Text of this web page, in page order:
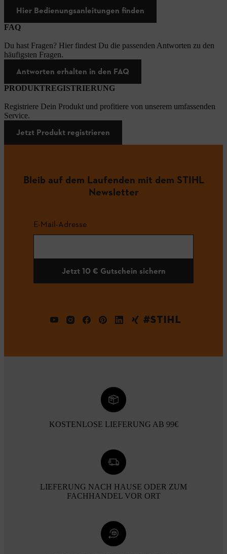
Hier Bedienungsanleitungen finden
FAQ
Du hast Fragen? Hier findest Du die passenden Antworten zu den
häufigsten Fragen.
Antworten erhalten in den FAQ
PRODUKTREGISTRIERUNG
Registriere Dein Produkt und profitiere von unserem umfassenden
Service.
Jetzt Produkt registrieren
Bleib auf dem Laufenden mit dem STIHL
Newsletter
E-Mail-Adresse
Jetzt 10 € Gutschein sichern
#STIHL
KOSTENLOSE LIEFERUNG AB 99€
LIEFERUNG NACH HAUSE ODER ZUM
FACHHANDEL VOR ORT